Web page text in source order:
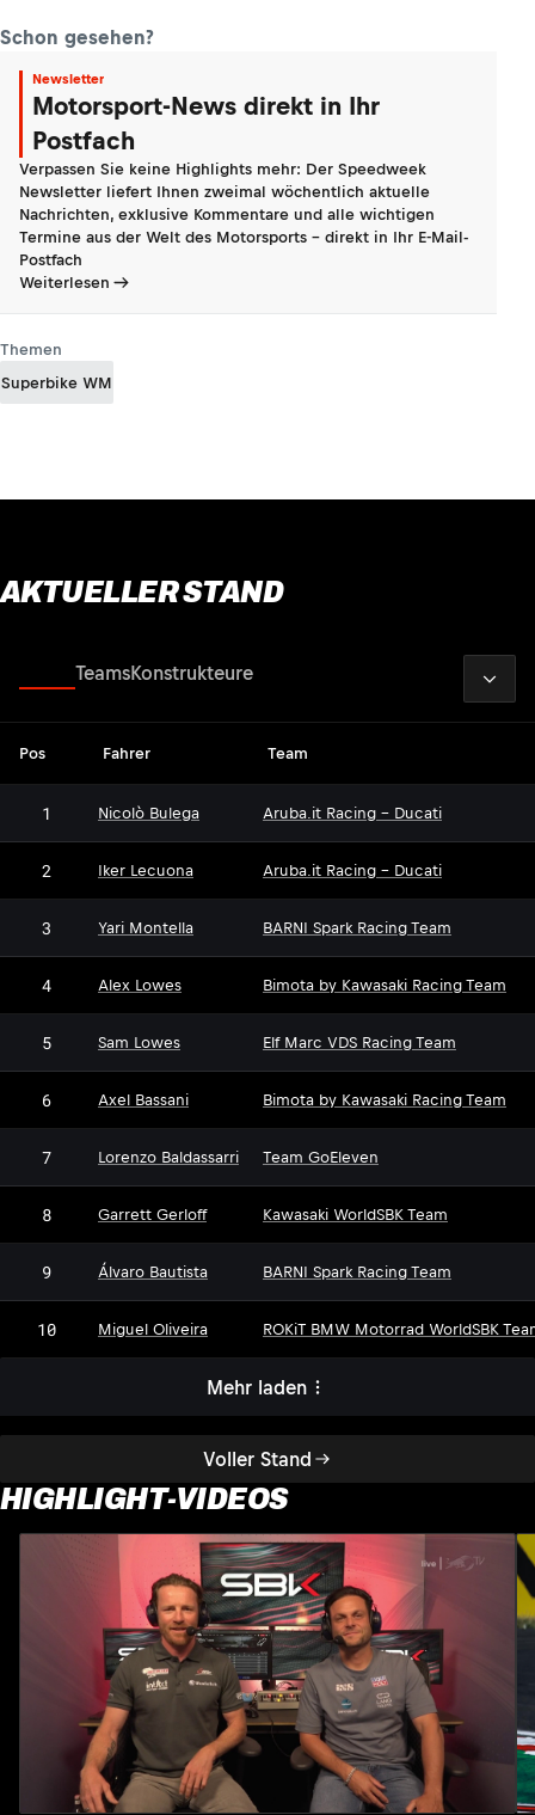
Schon gesehen?
Newsletter
Motorsport-News direkt in Ihr
Postfach
Verpassen Sie keine Highlights mehr: Der Speedweek
Newsletter liefert Ihnen zweimal wöchentlich aktuelle
Nachrichten, exklusive Kommentare und alle wichtigen
Termine aus der Welt des Motorsports - direkt in Ihr E-Mail-
Postfach
Weiterlesen
Themen
Superbike WM
AKTUELLER STAND
Voller Stand
TeamsKonstrukteure
Pos Fahrer Team
1 Nicolò Bulega Aruba.it Racing - Ducati
2 Iker Lecuona Aruba.it Racing - Ducati
3 Yari Montella BARNI Spark Racing Team
4 Alex Lowes Bimota by Kawasaki Racing Team
5 Sam Lowes Elf Marc VDS Racing Team
6 Axel Bassani Bimota by Kawasaki Racing Team
7 Lorenzo Baldassarri Team GoEleven
8 Garrett Gerloff Kawasaki WorldSBK Team
9 Álvaro Bautista BARNI Spark Racing Team
10 Miguel Oliveira ROKiT BMW Motorrad WorldSBK
Mehr laden
HIGHLIGHT-VIDEOS